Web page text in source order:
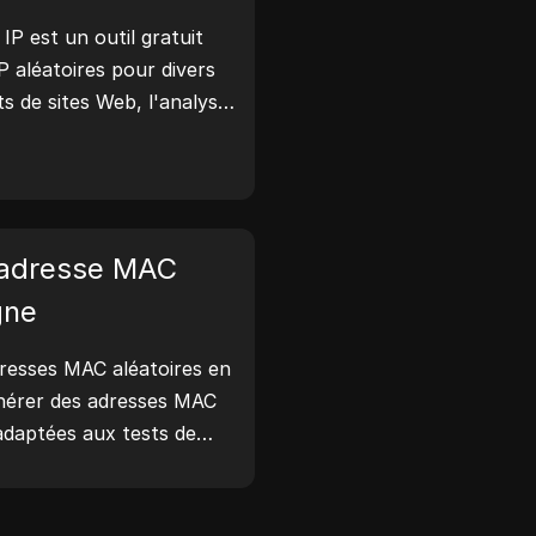
agents utilisateurs dès
IP est un outil gratuit
aléatoires pour divers
de sites Web, l'analyse
pour tester la
de confidentialité,
flux de travail et
de développement :
!
MAC
MAC aléatoires en
des adresses MAC
aux tests de